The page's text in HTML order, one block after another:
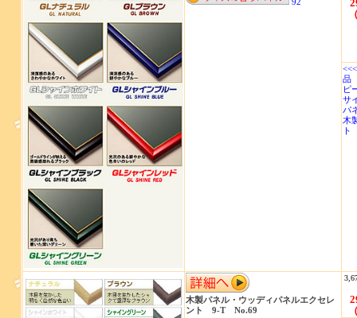
品
ピ
サ
パ
木
木製パネル・ウッディパネルエクセレ
ント 9-T No.69